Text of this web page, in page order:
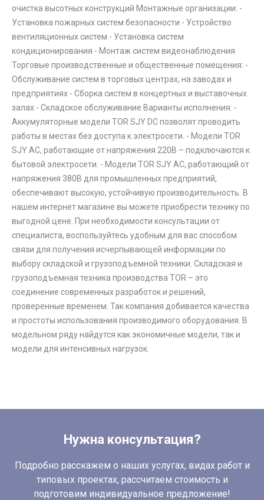
очистка высотных конструкций Монтажные организации: -
Установка пожарных систем безопасности - Устройство
вентиляционных систем - Установка систем
кондиционирования - Монтаж систем видеонаблюдения
Торговые производственные и общественные помещения: -
Обслуживание систем в торговых центрах, на заводах и
предприятиях - Сборка систем в концертных и выставочных
залах - Складское обслуживание Варианты исполнения: -
Аккумуляторные модели TOR SJY DC позволят проводить
работы в местах без доступа к электросети. - Модели TOR
SJY AC, работающие от напряжения 220В – подключаются к
бытовой электросети. - Модели TOR SJY AC, работающий от
напряжения 380В для промышленных предприятий,
обеспечивают высокую, устойчивую производительность. В
нашем интернет магазине вы можете приобрести технику по
выгодной цене. При необходимости консультации от
специалиста, воспользуйтесь удобным для вас способом
связи для получения исчерпывающей информации по
выбору складской и грузоподъемной техники. Складская и
грузоподъемная техника производства TOR – это
соединение современных разработок и решений,
проверенные временем. Так компания добивается качества
и простоты использования производимого оборудования. В
модельном ряду найдутся как экономичные модели, так и
модели для интенсивных нагрузок.
Нужна консультация?
Подробно расскажем о наших услугах, видах работ и
типовых проектах, рассчитаем стоимость и
подготовим индивидуальное предложение!